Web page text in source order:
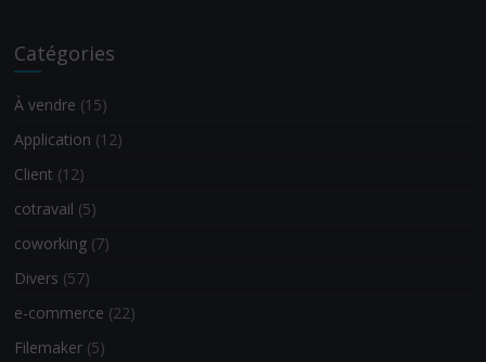
Catégories
À vendre (15)
Application (12)
Client (12)
cotravail (5)
coworking (7)
Divers (57)
e-commerce (22)
Filemaker (5)